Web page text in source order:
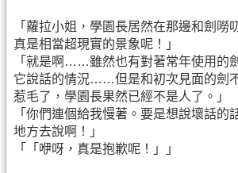
「蘿拉小姐，學園長居然在那邊和劍
真是相當超現實的景象呢！」
「就是啊……雖然也有對著常年使用的
它說話的情況……但是和初次見面的劍
惹毛了，學園長果然已經不是人了。」
「你們連個給我慢著。要是想說壞話的
地方去說啊！」
「「咿呀，真是抱歉呢！」」